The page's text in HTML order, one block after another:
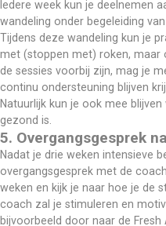
Iedere week kun je deelnemen
wandeling onder begeleiding
Tijdens deze wandeling kun je
met (stoppen met) roken, maar
de sessies voorbij zijn, mag je
continu ondersteuning blijven
Natuurlijk kun je ook mee
gezond is.
​5. Overgangsgesprek
Nadat je drie weken intensieve
overgangsgesprek met de
weken en kijk je naar hoe je de
coach zal je stimuleren en
bijvoorbeeld door naar de